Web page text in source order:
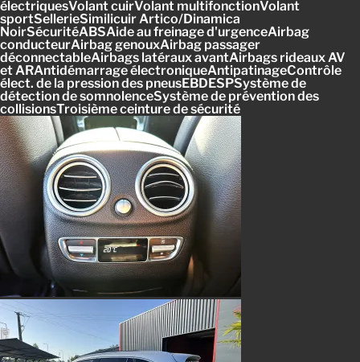
électriquesVolant cuirVolant multifonctionVolant
sportSellerieSimilicuir Artico/Dinamica
NoirSécuritéABSAide au freinage d'urgenceAirbag
conducteurAirbag genouxAirbag passager
déconnectableAirbags latéraux avantAirbags rideaux AV
et ARAntidémarrage électroniqueAntipatinageContrôle
élect. de la pression des pneusEBDESPSystème de
détection de somnolenceSystème de prévention des
collisionsTroisième ceinture de sécurité